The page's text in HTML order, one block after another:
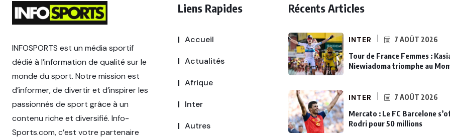
INFOSPORTS est un média sportif
dédié à l’information de qualité sur le
monde du sport. Notre mission est
d’informer, de divertir et d’inspirer les
passionnés de sport grâce à un
contenu riche et diversifié. Info-
Sports.com, c’est votre partenaire
Liens Rapides
Accueil
Actualités
Afrique
Inter
Autres
Récents Articles
INTER 7 AOÛT 2026
Tour de France Femmes :
Niewiadoma triomphe au
INTER 7 AOÛT 2026
Mercato : Le FC Barcelone
Rodri pour 50 millions